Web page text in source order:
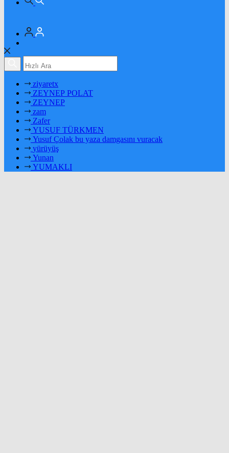
ziyaretx
ZEYNEP POLAT
ZEYNEP
zam
Zafer
YUSUF TÜRKMEN
Yusuf Çolak bu yaza damgasını vuracak
yürüyüş
Yunan
YUMAKLI